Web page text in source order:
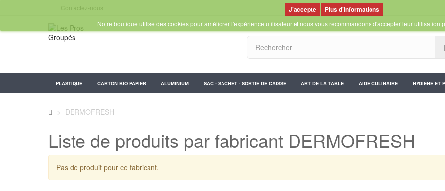
Contactez-nous
PLASTIQUE CARTON BIO PAPIER ALUMINIUM SAC - SACHET - SORTIE DE CAISSE ART DE LA TABLE AIDE CULINAIRE HYGIENE ET
Plus d'informations
Notre boutique utilise des cookies pour améliorer l'expérience utilisateur et nous vous recommandons d'accepter leur utilisation
> DERMOFRESH
Liste de produits par fabricant DERMOFRESH
Pas de produit pour ce fabricant.